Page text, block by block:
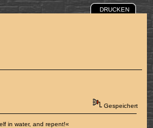
DRUCKEN
Gespeichert
in water, and repent!«